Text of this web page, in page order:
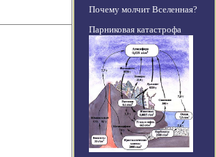
Почему молчит Вселенная?
Парниковая катастрофа